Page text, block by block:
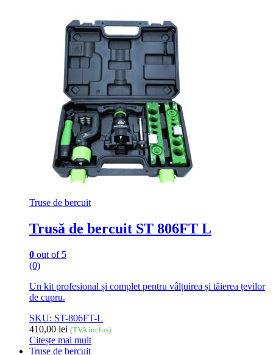
Truse de bercuit
Trusă de bercuit ST 806FT L
0 out of 5
(0)
Un kit profesional și complet pentru vâlțuirea și tăierea țevilor
de cupru.
SKU: ST-806FT-L
410,00 lei (TVA inclus)
Citește mai mult
Truse de bercuit